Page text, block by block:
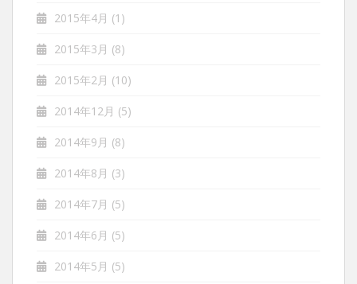
2015年4月 (1)
2015年3月 (8)
2015年2月 (10)
2014年12月 (5)
2014年9月 (8)
2014年8月 (3)
2014年7月 (5)
2014年6月 (5)
2014年5月 (5)